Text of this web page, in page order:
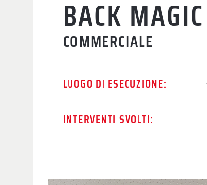
BACK
COMMERCIALE
LUOGO DI ESECUZIONE:
INTERVENTI SVOLTI: